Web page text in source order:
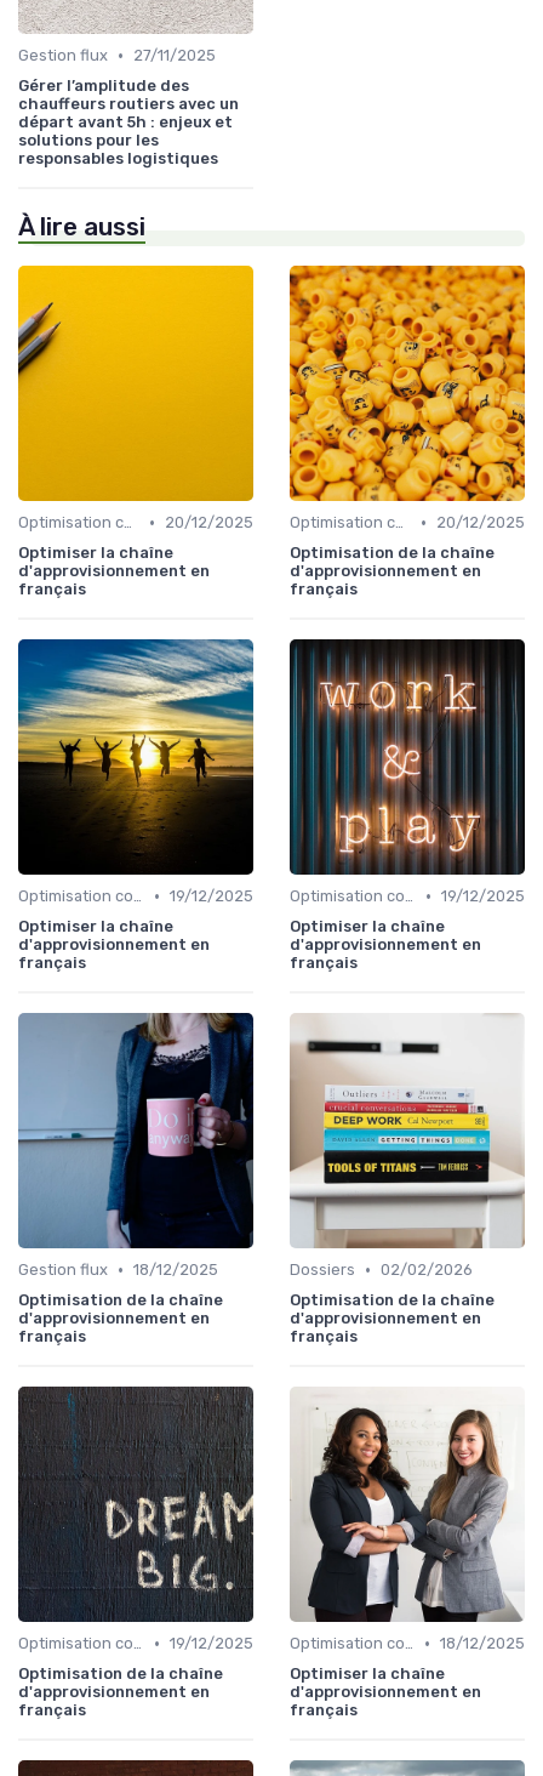
Gestion flux •
27/11/2025
Gérer l’amplitude des
chauffeurs routiers avec un
départ avant 5h : enjeux et
solutions pour les
responsables logistiques
À lire aussi
Optimisation coûts •
20/12/2025
Optimiser la chaîne
d'approvisionnement en
français
Optimisation coûts •
20/12/2025
Optimisation de la chaîne
d'approvisionnement en
français
Optimisation coûts • 19/12/2025
Optimiser la chaîne
d'approvisionnement en
français
Optimisation coûts • 19/12/2025
Optimiser la chaîne
d'approvisionnement en
français
Gestion flux • 18/12/2025
Optimisation de la chaîne
d'approvisionnement en
français
Dossiers • 02/02/2026
Optimisation de la chaîne
d'approvisionnement en
français
Optimisation coûts • 19/12/2025
Optimisation de la chaîne
d'approvisionnement en
français
Optimisation coûts • 18/12/2025
Optimiser la chaîne
d'approvisionnement en
français